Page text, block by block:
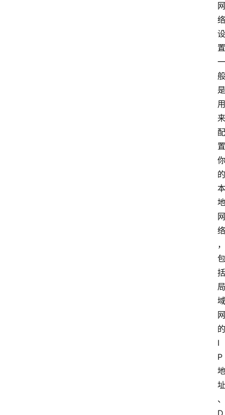
网
络
设
置
一
般
是
用
来
配
置
你
的
本
地
网
络
，
包
括
局
域
网
的
I
P
地
址
、
D